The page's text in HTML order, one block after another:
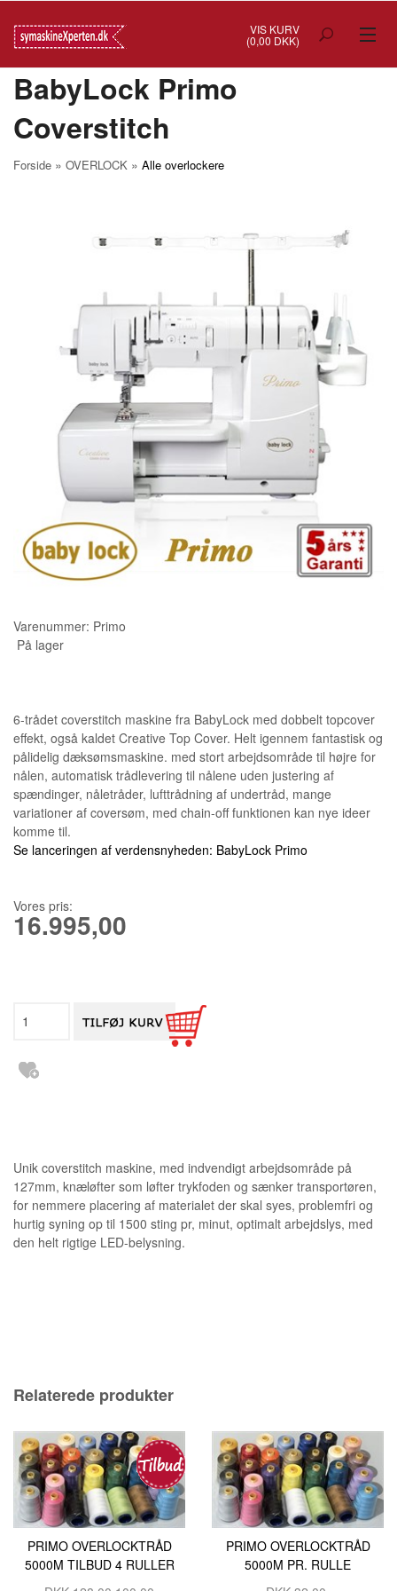
VIS KURV
(0,00 DKK)
TILBUD
SYMASKINER
BRODERIMASKINER
BRUGTE/DEMO
MASKIN TILBEHØR
KURSER
SCANNCUT
BabyLock Primo
Coverstitch
Forside » OVERLOCK » Alle overlockere
Varenummer: Primo
På lager
6-trådet coverstitch maskine fra BabyLock med dobbelt topcover
effekt, også kaldet Creative Top Cover. Helt igennem fantastisk og
pålidelig dæksømsmaskine. med stort arbejdsområde til højre for
nålen, automatisk trådlevering til nålene uden justering af
spændinger, nåletråder, lufttrådning af undertråd, mange
variationer af coversøm, med chain-off funktionen kan nye ideer
komme til.
Se lanceringen af verdensnyheden: BabyLock Primo
Vores pris:
16.995,00
Unik coverstitch maskine, med indvendigt arbejdsområde på
127mm, knæløfter som løfter trykfoden og sænker transportøren,
for nemmere placering af materialet der skal syes, problemfri og
hurtig syning op til 1500 sting pr, minut, optimalt arbejdslys, med
den helt rigtige LED-belysning.
Relaterede produkter
PRIMO OVERLOCKTRÅD
5000M TILBUD 4 RULLER
PRIMO OVERLOCKTRÅD
5000M PR. RULLE